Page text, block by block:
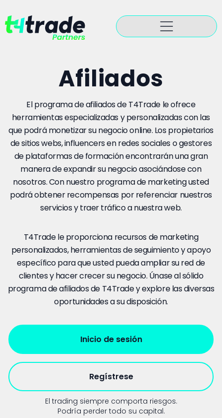
Afiliados
El programa de afiliados de T4Trade le ofrece
herramientas especializadas y personalizadas con las
que podrá monetizar su negocio online. Los propietarios
de sitios webs, influencers en redes sociales o gestores
de plataformas de formación encontrarán una gran
manera de expandir su negocio asociándose con
nosotros. Con nuestro programa de marketing usted
podrá obtener recompensas por referenciar nuestros
servicios y traer tráfico a nuestra web.
T4Trade le proporciona recursos de marketing
personalizados, herramientas de seguimiento y apoyo
específico para que usted pueda ampliar su red de
clientes y hacer crecer su negocio. Únase al sólido
programa de afiliados de T4Trade y explore las diversas
oportunidades a su disposición.
Inicio de sesión
Regístrese
El trading siempre comporta riesgos.
Podría perder todo su capital.